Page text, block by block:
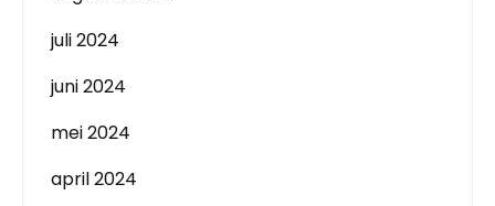
juli 2024
juni 2024
mei 2024
april 2024